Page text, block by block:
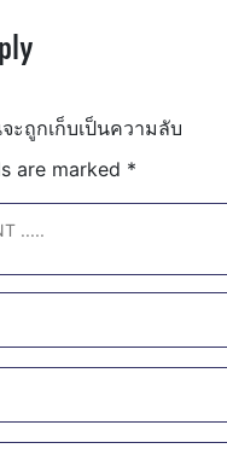
ะถูกเก็บเป็นความลับ
are marked *